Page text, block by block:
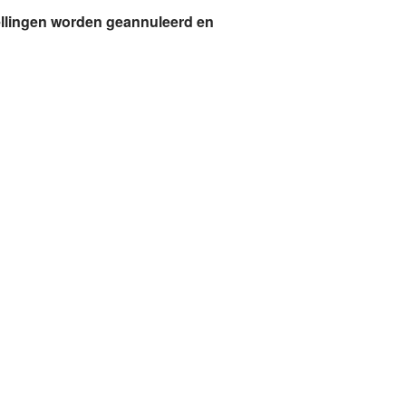
worden geannuleerd en